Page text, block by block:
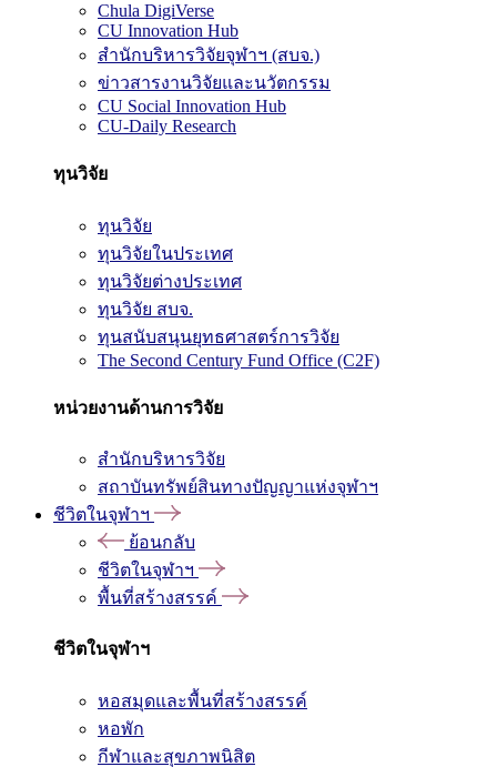
Chula DigiVerse
CU Innovation Hub
สำนักบริหารวิจัยจุฬาฯ (สบจ.)
ข่าวสารงานวิจัยและนวัตกรรม
CU Social Innovation Hub
CU-Daily Research
ทุนวิจัย
ทุนวิจัย
ทุนวิจัยในประเทศ
ทุนวิจัยต่างประเทศ
ทุนวิจัย สบจ.
ทุนสนับสนุนยุทธศาสตร์การวิจัย
The Second Century Fund Office (C2F)
หน่วยงานด้านการวิจัย
สำนักบริหารวิจัย
สถาบันทรัพย์สินทางปัญญาแห่งจุฬาฯ
ชีวิตในจุฬาฯ
ย้อนกลับ
ชีวิตในจุฬาฯ
พื้นที่สร้างสรรค์
ชีวิตในจุฬาฯ
หอสมุดและพื้นที่สร้างสรรค์
หอพัก
กีฬาและสุขภาพนิสิต